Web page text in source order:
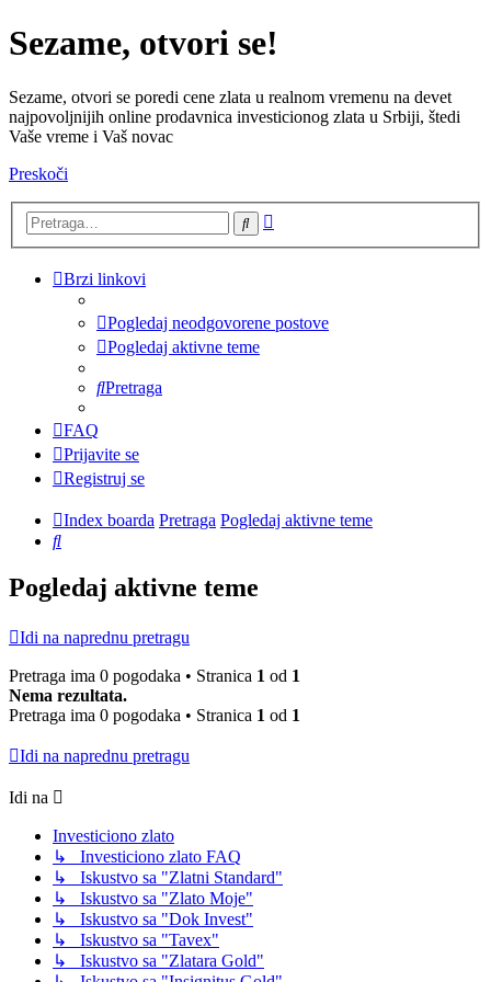
Sezame, otvori se!
Sezame, otvori se poredi cene zlata u realnom vremenu na devet
najpovoljnijih online prodavnica investicionog zlata u Srbiji, štedi
Vaše vreme i Vaš novac
Preskoči
Pretraga
Brzi linkovi
Pogledaj neodgovorene postove
Pogledaj aktivne teme
Pretraga
FAQ
Prijavite se
Registruj se
Index boarda Pretraga Pogledaj aktivne teme
Pretraga
Pogledaj aktivne teme
Idi na naprednu pretragu
Pretraga ima 0 pogodaka • Stranica 1 od 1
Nema rezultata.
Pretraga ima 0 pogodaka • Stranica 1 od 1
Idi na naprednu pretragu
Idi na
Investiciono zlato
↳ Investiciono zlato FAQ
↳ Iskustvo sa "Zlatni Standard"
↳ Iskustvo sa "Zlato Moje"
↳ Iskustvo sa "Dok Invest"
↳ Iskustvo sa "Tavex"
↳ Iskustvo sa "Zlatara Gold"